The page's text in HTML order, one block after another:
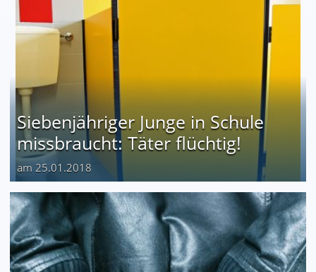
Siebenjähriger Junge in Schule
missbraucht: Täter flüchtig!
am 25.01.2018